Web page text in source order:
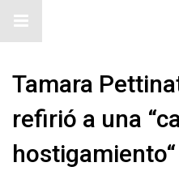
Tamara
refirió a una
hostigamiento“